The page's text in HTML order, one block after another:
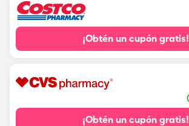
¡Obtén un cupón gratis!
¡Obtén un cupón gratis!